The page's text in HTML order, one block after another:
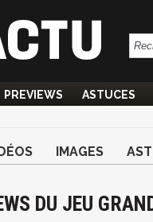
PREVIEWS ASTUCES
IMAGES
DU JEU